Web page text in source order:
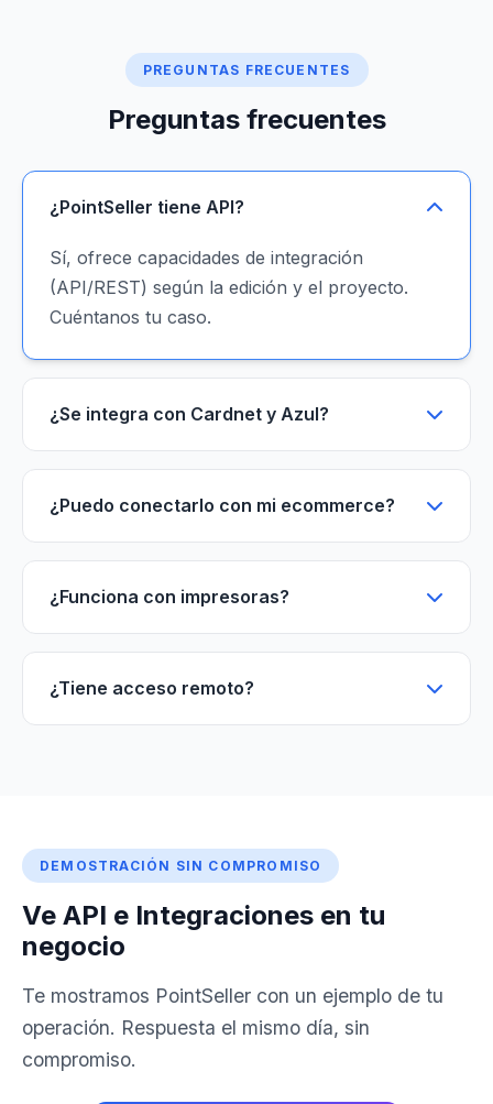
PREGUNTAS FRECUENTES
Preguntas frecuentes
¿PointSeller tiene API?
Sí, ofrece capacidades de integración
(API/REST) según la edición y el proyecto.
Cuéntanos tu caso.
¿Se integra con Cardnet y Azul?
¿Puedo conectarlo con mi ecommerce?
¿Funciona con impresoras?
¿Tiene acceso remoto?
DEMOSTRACIÓN SIN COMPROMISO
Ve API e Integraciones en tu
negocio
Te mostramos PointSeller con un ejemplo de tu
operación. Respuesta el mismo día, sin
compromiso.